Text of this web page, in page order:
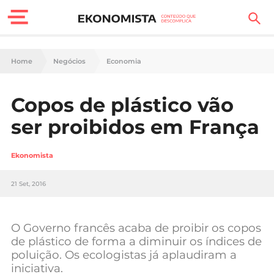
Finanças Pessoais
Carreira
Casa
Tecnologia
Negócios
Home Negócios Economia
Copos de plástico vão
ser proibidos em França
Ekonomista
21 Set, 2016
O Governo francês acaba de proibir os copos
de plástico de forma a diminuir os índices de
poluição. Os ecologistas já aplaudiram a
iniciativa.